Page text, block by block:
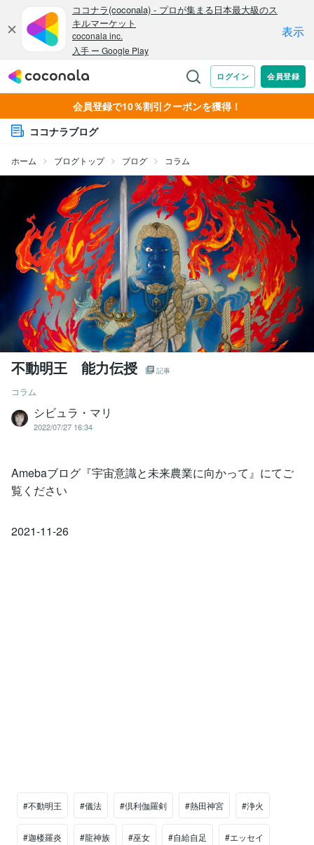
会員登録で10％割引クーポンを獲得！
ココナラブログ
ホーム ブログトップ ブログ コラム
不動明王 能力伝授 記事
コラム
シビュラ・マリ
2022/07/27 16:34
Amebaブログ『宇宙意識と未来農業に向かって』にてご
覧ください
2021-11-26
#不動明王 #儀法 #倶利伽羅剣 #熱田神宮 #浄火
#迦楼羅炎 #龍神族 #巫女 #自給自足 #エッセイ